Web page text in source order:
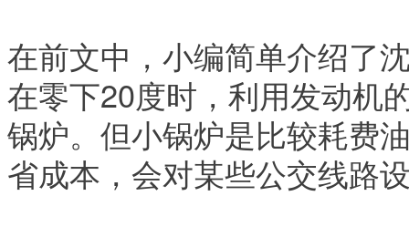
在前文中，小编简单介绍了
在零下20度时，利用发动机
锅炉。但小锅炉是比较耗费
省成本，会对某些公交线路